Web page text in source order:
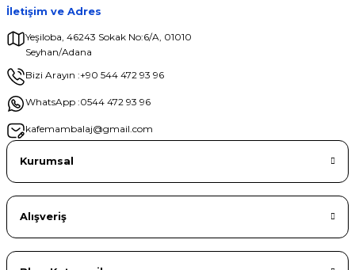
İletişim ve Adres
Yeşiloba, 46243 Sokak No:6/A, 01010
Seyhan/Adana
Bizi Arayın :+90 544 472 93 96
WhatsApp :0544 472 93 96
kafemambalaj@gmail.com
Kurumsal
Alışveriş